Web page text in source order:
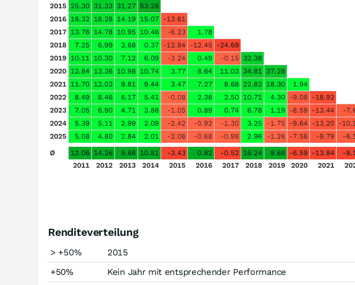
2015 25.30 31.33 31.27 53.28
2016 16.32 18.28 14.19 15.07 -13.61
2017 13.76 14.78 10.95 10.46 -6.23
1.78
2018
7.25 6.99 2.68 0.37 -12.84 -12.45 -24.69
2019 10.11 10.30 7.12 6.09 -3.24 0.49 -0.15 32.38
2020 12.84 13.36 10.98 10.74 3.77 8.64 11.03 34.81 37.28
2021 11.70 12.03 9.81 9.44 3.47 7.27 8.68 22.82 18.30
1.94
2022
8.49 8.46 6.17 5.41 -0.08 2.38 2.50 10.71 4.30 -9.08 -18.92
2023
7.05 6.90 4.71 3.88 -1.05 0.89 0.74 6.78 1.19 -8.59 -13.44
-
2024
5.39 5.11 2.99 2.09 -2.42 -0.92 -1.30 3.25 -1.75 -9.64 -13.20 -
2025
5.08 4.80 2.84 2.01 -2.06 -0.68 -0.98 2.96 -1.26 -7.56 -9.79 -
Ø
12.06 14.26 9.68 10.81 -3.43 0.82 -0.52 16.24 9.68 -6.59 -13.84 -
2011
2012 2013 2014 2015 2016 2017 2018 2019 2020 2021
Renditeverteilung
> +50%
2015
+50%
Kein Jahr mit entsprechender Performance